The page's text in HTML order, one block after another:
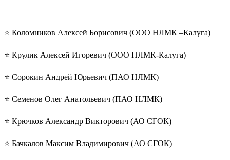
⭐️ Коломников Алексей Борисович (ООО НЛМК –Калуга)
⭐️ Крулик Алексей Игоревич (ООО НЛМК-Калуга)
⭐️ Сорокин Андрей Юрьевич (ПАО НЛМК)
⭐️ Семенов Олег Анатольевич (ПАО НЛМК)
⭐️ Крючков Александр Викторович (АО СГОК)
⭐️ Бачкалов Максим Владимирович (АО СГОК)